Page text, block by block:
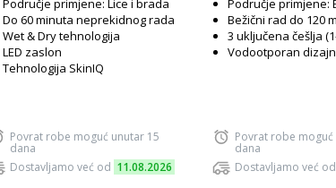
Područje primjene: Lice i brada
Do 60 minuta neprekidnog rada
Wet & Dry tehnologija
LED zaslon
Tehnologija SkinIQ
Povrat robe moguć unutar 15
dana
Dostavljamo već od 11.08.2026
Područje primjene:
Bežični rad do 120
3 uključena češlja
Vodootporan dizajn
Povrat robe moguć
dana
Dostavljamo već od